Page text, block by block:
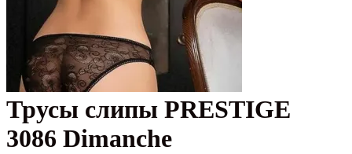
Трусы слипы PRESTIGE
3086 Dimanche